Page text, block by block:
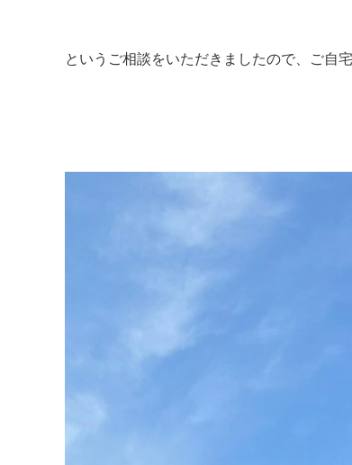
というご相談をいただきましたので、ご自